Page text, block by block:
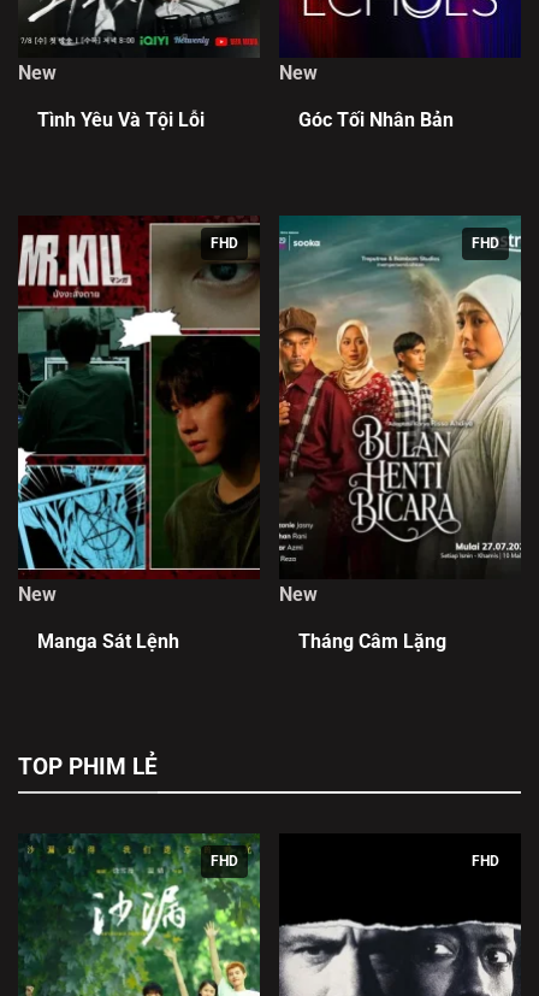
New
Tình Yêu Và Tội Lỗi
New
Góc Tối Nhân Bản
FHD
New
Manga Sát Lệnh
FHD
New
Tháng Câm Lặng
TOP PHIM LẺ
FHD FHD